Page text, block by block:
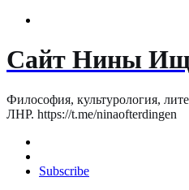
Сайт Нины
Философия, культурология,
ЛНР. https://t.me/ninaofterdingen
Subscribe